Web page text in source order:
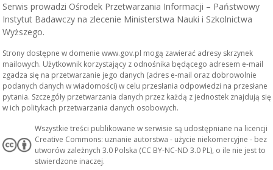
Serwis prowadzi Ośrodek Przetwarzania Informacji – Państwowy
Instytut Badawczy na zlecenie Ministerstwa Nauki i Szkolnictwa
Wyższego.
Strony dostępne w domenie www.gov.pl mogą zawierać adresy skrzynek
mailowych. Użytkownik korzystający z odnośnika będącego adresem e-mail
zgadza się na przetwarzanie jego danych (adres e-mail oraz dobrowolnie
podanych danych w wiadomości) w celu przesłania odpowiedzi na przesłane
pytania. Szczegóły przetwarzania danych przez każdą z jednostek znajdują się
w ich politykach przetwarzania danych osobowych.
Wszystkie treści publikowane w serwisie są udostępniane na licencji
Creative Commons: uznanie autorstwa - użycie niekomercyjne - bez
utworów zależnych 3.0 Polska (CC BY-NC-ND 3.0 PL), o ile nie jest to
stwierdzone inaczej.